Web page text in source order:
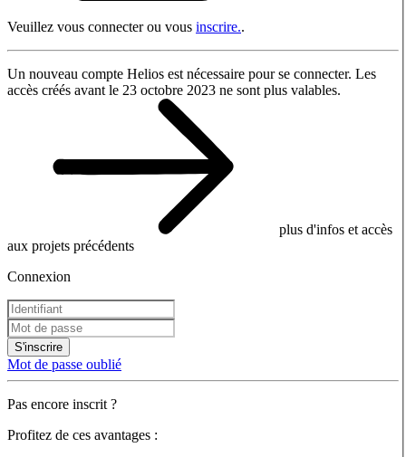
Veuillez vous connecter ou vous inscrire..
Un nouveau compte Helios est nécessaire pour se connecter. Les
accès créés avant le 23 octobre 2023 ne sont plus valables.
plus d'infos et accès
aux projets précédents
Connexion
S'inscrire
Mot de passe oublié
Pas encore inscrit ?
Profitez de ces avantages :